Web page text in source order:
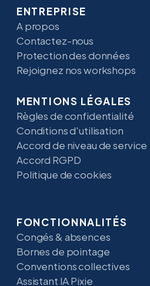
ENTREPRISE
A propos
Contactez-nous
Protection des données
Rejoignez nos workshops
MENTIONS LÉGALES
Règles de confidentialité
Conditions d'utilisation
Accord de niveau de service
Accord RGPD
Politique de cookies
FONCTIONNALITÉS
Congés & absences
Bornes de pointage
Conventions collectives
Assistant IA Pixie